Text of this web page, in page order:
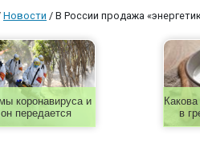
Новости / В России продажа
коронавируса и
он передается
в